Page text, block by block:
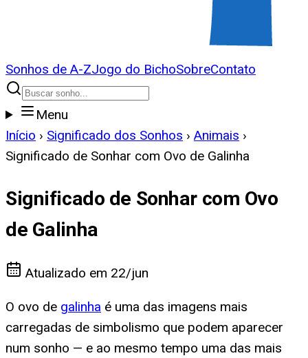
Sonhos de A-ZJogo do BichoSobreContato
Menu
Início › Significado dos Sonhos › Animais ›
Significado de Sonhar com Ovo de Galinha
Significado de Sonhar com Ovo
de Galinha
Atualizado em 22/jun
O ovo de galinha é uma das imagens mais
carregadas de simbolismo que podem aparecer
num sonho — e ao mesmo tempo uma das mais